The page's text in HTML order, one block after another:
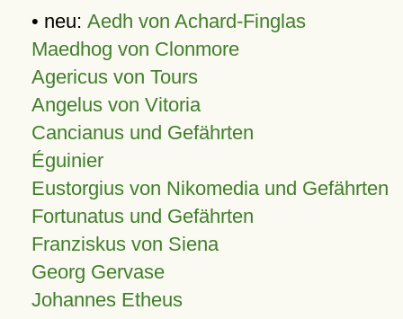
• neu: Aedh von Achard-Finglas
Maedhog von Clonmore
Agericus von Tours
Angelus von Vitoria
Cancianus und Gefährten
Éguinier
Eustorgius von Nikomedia und Gefährten
Fortunatus und Gefährten
Franziskus von Siena
Georg Gervase
Johannes Etheus